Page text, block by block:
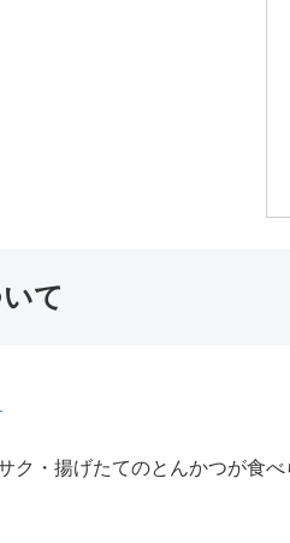
て
ク・揚げたてのとんかつが食